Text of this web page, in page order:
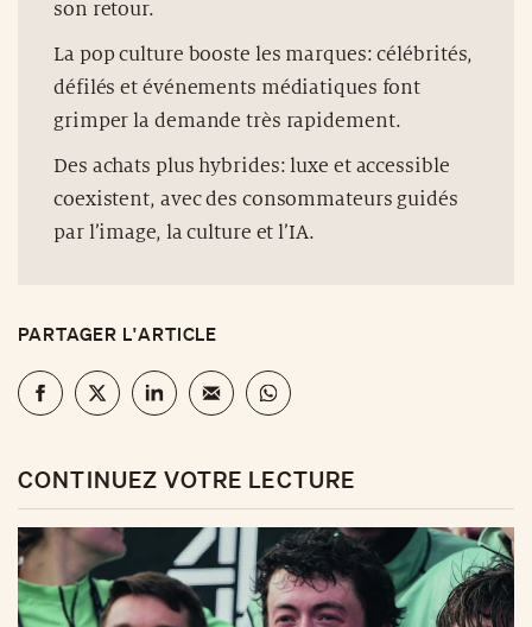
son retour.
La pop culture booste les marques: célébrités,
défilés et événements médiatiques font
grimper la demande très rapidement.
Des achats plus hybrides: luxe et accessible
coexistent, avec des consommateurs guidés
par l’image, la culture et l’IA.
PARTAGER L'ARTICLE
CONTINUEZ VOTRE LECTURE